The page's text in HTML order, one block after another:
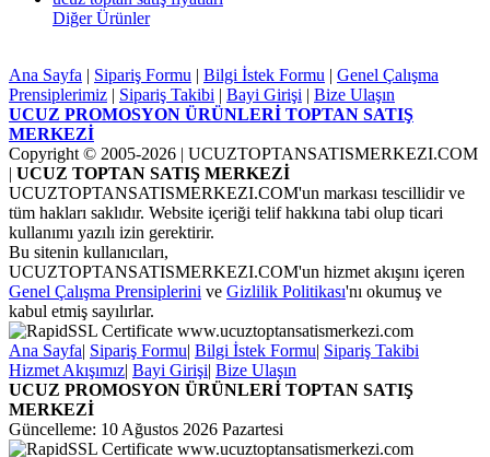
Diğer Ürünler
Ana Sayfa | Sipariş Formu | Bilgi İstek Formu | Genel Çalışma
Prensiplerimiz | Sipariş Takibi | Bayi Girişi | Bize Ulaşın
UCUZ PROMOSYON ÜRÜNLERİ TOPTAN SATIŞ
MERKEZİ
Copyright © 2005-2026 | UCUZTOPTANSATISMERKEZI.COM
| UCUZ TOPTAN SATIŞ MERKEZİ
UCUZTOPTANSATISMERKEZI.COM'un markası tescillidir ve
tüm hakları saklıdır. Website içeriği telif hakkına tabi olup ticari
kullanımı yazılı izin gerektirir.
Bu sitenin kullanıcıları,
UCUZTOPTANSATISMERKEZI.COM'un hizmet akışını içeren
Genel Çalışma Prensiplerini ve Gizlilik Politikası'nı okumuş ve
kabul etmiş sayılırlar.
Ana Sayfa| Sipariş Formu| Bilgi İstek Formu| Sipariş Takibi
Hizmet Akışımız| Bayi Girişi| Bize Ulaşın
UCUZ PROMOSYON ÜRÜNLERİ TOPTAN SATIŞ
MERKEZİ
Güncelleme: 10 Ağustos 2026 Pazartesi